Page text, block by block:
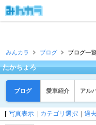
みんカラ ブログ ブログ一
たかちょろ
ブログ 愛車紹介 アル
[ 写真表示 ｜ カテゴリ選択 ｜ 過